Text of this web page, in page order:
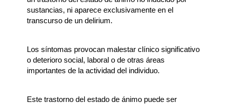
sustancias, ni aparece exclusivamente en el
transcurso de un delirium.
Los síntomas provocan malestar clínico significativo
o deterioro social, laboral o de otras áreas
importantes de la actividad del individuo.
Este trastorno del estado de ánimo puede ser